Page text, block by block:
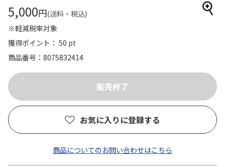
5,000円(送料・税込)
※軽減税率対象
獲得ポイント： 50 pt
商品番号
8075832414
お気に入りに登録する
商品についてのお問い合わせはこちら